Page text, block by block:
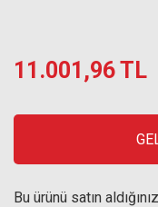
11.001,96 TL
Bu ürünü satın